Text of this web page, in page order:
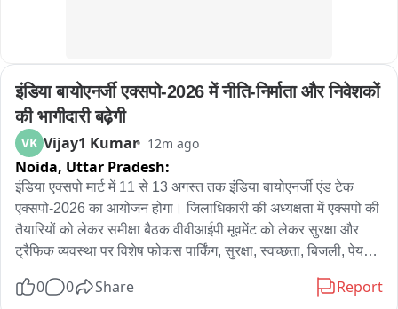
इंडिया बायोएनर्जी एक्सपो-2026 में नीति-निर्माता और निवेशकों
की भागीदारी बढ़ेगी
VK Vijay1 Kumar 12m ago
Noida, Uttar Pradesh:
इंडिया एक्सपो मार्ट में 11 से 13 अगस्त तक इंडिया बायोएनर्जी एंड टेक
एक्सपो-2026 का आयोजन होगा। जिलाधिकारी की अध्यक्षता में एक्सपो की
तैयारियों को लेकर समीक्षा बैठक वीवीआईपी मूवमेंट को लेकर सुरक्षा और
ट्रैफिक व्यवस्था पर विशेष फोकस पार्किंग, सुरक्षा, स्वच्छता, बिजली, पेयजल
तैयारियां पूरी करने के निर्देश देश-विदेश से उद्योग विशेषज्ञ, निवेशक और
0 0 Share Report